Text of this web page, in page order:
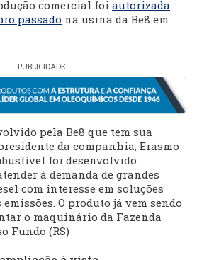
comercial foi autorizada
passado na usina da Be8 em
PUBLICIDADE
pela Be8 que tem sua
da companhia, Erasmo
foi desenvolvido
à demanda de grandes
com interesse em soluções
O produto já vem sendo
o maquinário da Fazenda
Fundo (RS)